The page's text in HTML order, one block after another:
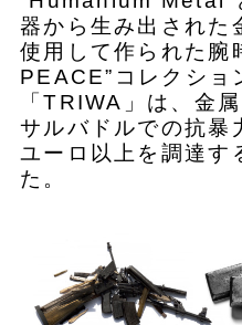
器から生み出された
使用して作られた腕
PEACE”コレクショ
「TRIWA」は、金
サルバドルでの抗暴
ユーロ以上を調達す
た。